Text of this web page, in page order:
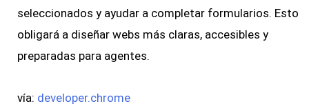
seleccionados y ayudar a completar formularios. Esto
obligará a diseñar webs más claras, accesibles y
preparadas para agentes.
vía: developer.chrome